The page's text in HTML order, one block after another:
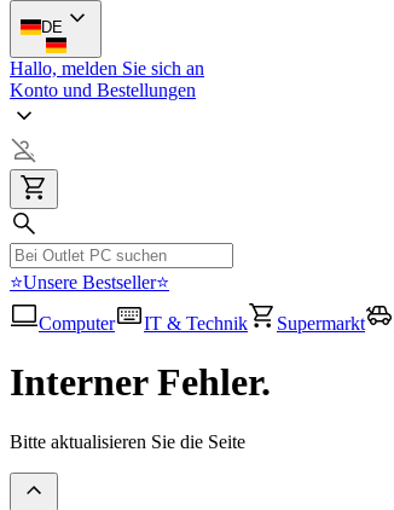
DE
Hallo, melden Sie sich an
Konto und Bestellungen
⭐Unsere Bestseller⭐
Computer
IT & Technik Supermarkt
Interner Fehler.
Bitte aktualisieren Sie die Seite